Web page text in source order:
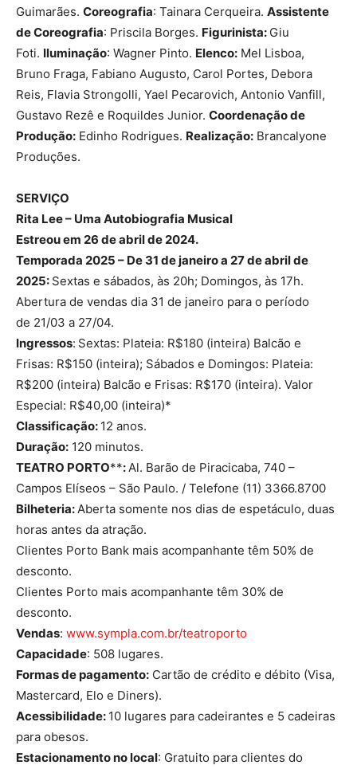
Guimarães. Coreografia: Tainara Cerqueira. Assistente
de Coreografia: Priscila Borges. Figurinista: Giu
Foti. Iluminação: Wagner Pinto. Elenco: Mel Lisboa,
Bruno Fraga, Fabiano Augusto, Carol Portes, Debora
Reis, Flavia Strongolli, Yael Pecarovich, Antonio Vanfill,
Gustavo Rezê e Roquildes Junior. Coordenação de
Produção: Edinho Rodrigues. Realização: Brancalyone
Produções.
SERVIÇO
Rita Lee – Uma Autobiografia Musical
Estreou em 26 de abril de 2024.
Temporada 2025 – De 31 de janeiro a 27 de abril de
2025: Sextas e sábados, às 20h; Domingos, às 17h.
Abertura de vendas dia 31 de janeiro para o período
de 21/03 a 27/04.
Ingressos: Sextas: Plateia: R$180 (inteira) Balcão e
Frisas: R$150 (inteira); Sábados e Domingos: Plateia:
R$200 (inteira) Balcão e Frisas: R$170 (inteira). Valor
Especial: R$40,00 (inteira)*
Classificação: 12 anos.
Duração: 120 minutos.
TEATRO PORTO**:Al. Barão de Piracicaba, 740 –
Campos Elíseos – São Paulo. / Telefone (11) 3366.8700
Bilheteria:Aberta somente nos dias de espetáculo, duas
horas antes da atração.
Clientes Porto Bank mais acompanhante têm 50% de
desconto.
Clientes Porto mais acompanhante têm 30% de
desconto.
Vendas: www.sympla.com.br/teatroporto
Capacidade: 508 lugares.
Formas de pagamento: Cartão de crédito e débito (Visa,
Mastercard, Elo e Diners).
Acessibilidade: 10 lugares para cadeirantes e 5 cadeiras
para obesos.
Estacionamento no local: Gratuito para clientes do